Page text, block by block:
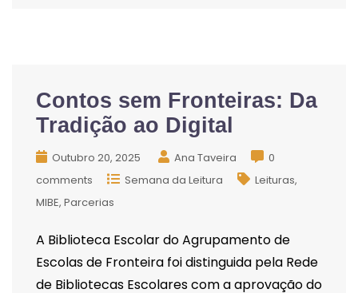
Contos sem Fronteiras: Da
Tradição ao Digital
Outubro 20, 2025 Ana Taveira
0
comments
Semana da Leitura
Leituras
MIBE Parcerias
A Biblioteca Escolar do Agrupamento de
Escolas de Fronteira foi distinguida pela Rede
de Bibliotecas Escolares com a aprovação do